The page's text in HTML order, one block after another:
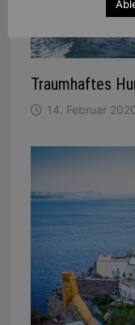
Traumhaftes
14. Februar